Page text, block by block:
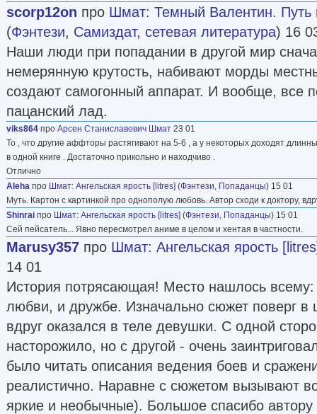
scorp12on про Шмат: Темный Валентин. Путь
(Фэнтези, Самиздат, сетевая литература) 16
Наши люди при попадании в другой мир
немерянную крутость, набивают морды
создают самогонный аппарат. И вообще, все
пацанский лад.
viks864 про Арсен Станиславович Шмат 23 01
То , что другие аффторы растягивают на 5-6 , а у некоторых доходят
в одной книге . Достаточно прикольно и находчиво .
Отлично
Aleha про Шмат: Ангельская ярость [litres] (Фэнтези, Попаданцы) 15 01
Муть. Картон с картинкой про однополую любовь. Автор сходи к доктору,
Shinrai про Шмат: Ангельская ярость [litres] (Фэнтези, Попаданцы) 15 01
Сей пейсатель... Явно пересмотрел аниме в целом и хентая в частности.
Marusy357 про Шмат: Ангельская ярость
14 01
История потрясающая! Место нашлось
любви, и дружбе. Изначально сюжет поверг в
вдруг оказался в теле девушки. С одной
насторожило, но с другой - очень
было читать описания ведения боев и
реалистично. Наравне с сюжетом вызывают
яркие и необычные). Большое спасибо